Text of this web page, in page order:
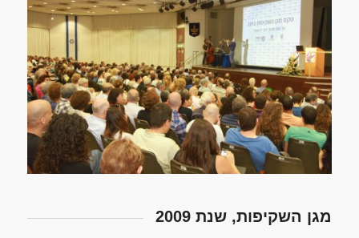
מגן השקיפות, שנת 2009